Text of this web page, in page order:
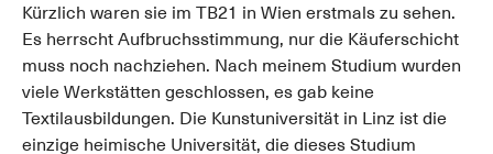
Kürzlich waren sie im TB21 in Wien erstmals zu sehen.
Es herrscht Aufbruchsstimmung, nur die Käuferschicht
muss noch nachziehen. Nach meinem Studium wurden
viele Werkstätten geschlossen, es gab keine
Textilausbildungen. Die Kunstuniversität in Linz ist die
einzige heimische Universität, die dieses Studium